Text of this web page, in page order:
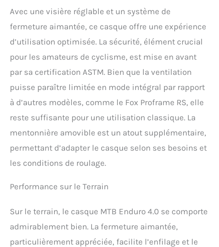
Avec une visière réglable et un système de
fermeture aimantée, ce casque offre une expérience
d’utilisation optimisée. La sécurité, élément crucial
pour les amateurs de cyclisme, est mise en avant
par sa certification ASTM. Bien que la ventilation
puisse paraître limitée en mode intégral par rapport
à d’autres modèles, comme le Fox Proframe RS, elle
reste suffisante pour une utilisation classique. La
mentonnière amovible est un atout supplémentaire,
permettant d’adapter le casque selon ses besoins et
les conditions de roulage.
Performance sur le Terrain
Sur le terrain, le casque MTB Enduro 4.0 se comporte
admirablement bien. La fermeture aimantée,
particulièrement appréciée, facilite l’enfilage et le